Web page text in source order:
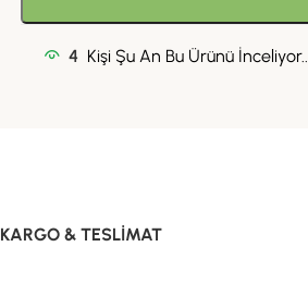
4 Kişi Şu An Bu Ürünü İnceliyor..
KARGO & TESLIMAT